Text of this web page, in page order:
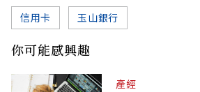
信用卡 玉山銀行
你可能感興趣
產經